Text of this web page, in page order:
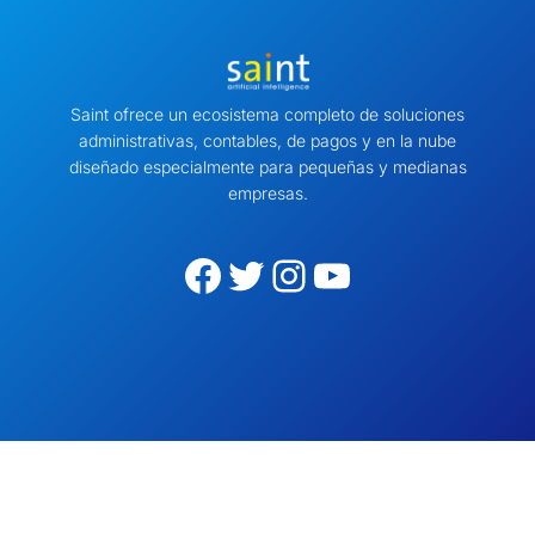
Saint ofrece un ecosistema completo de soluciones
administrativas, contables, de pagos y en la nube
diseñado especialmente para pequeñas y medianas
empresas.
Facebook Twitter Instagram YouTube